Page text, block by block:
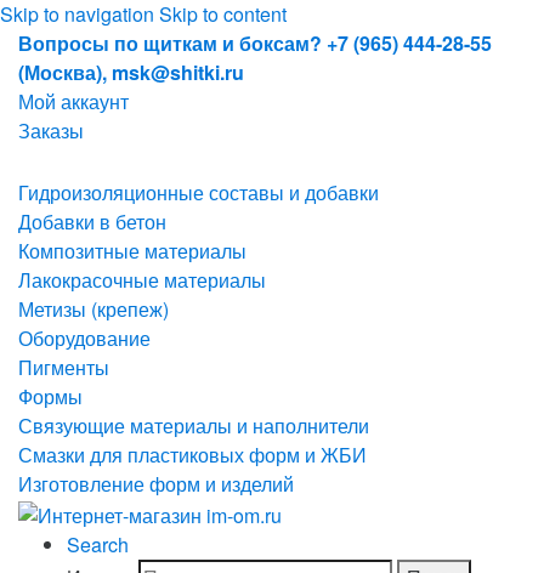
Skip to navigation Skip to content
Вопросы по щиткам и боксам? +7 (965) 444-28-55
(Москва), msk@shitki.ru
Мой аккаунт
Заказы
Гидроизоляционные составы и добавки
Добавки в бетон
Композитные материалы
Лакокрасочные материалы
Метизы (крепеж)
Оборудование
Пигменты
Формы
Связующие материалы и наполнители
Смазки для пластиковых форм и ЖБИ
Изготовление форм и изделий
Search